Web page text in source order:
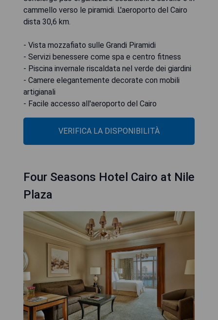
cammello verso le piramidi. L'aeroporto del Cairo
dista 30,6 km.
- Vista mozzafiato sulle Grandi Piramidi
- Servizi benessere come spa e centro fitness
- Piscina invernale riscaldata nel verde dei giardini
- Camere elegantemente decorate con mobili
artigianali
- Facile accesso all'aeroporto del Cairo
VERIFICA LA DISPONIBILITÀ
Four Seasons Hotel Cairo at Nile
Plaza